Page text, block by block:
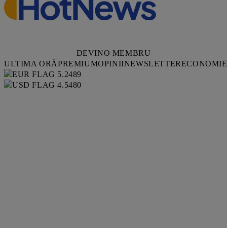
DEVINO MEMBRU
ULTIMA ORĂPREMIUMOPINIINEWSLETTERECONOMIE
5.2489
4.5480